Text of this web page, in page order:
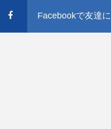
Facebookで友達